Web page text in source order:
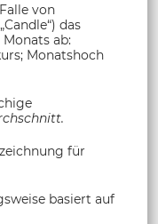
von
das
ab:
Monatshoch
für
basiert auf